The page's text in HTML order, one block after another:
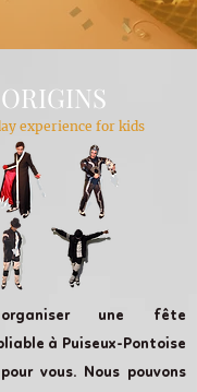
experience for kids
une fête
à Puiseux-Pontoise
vous. Nous pouvons